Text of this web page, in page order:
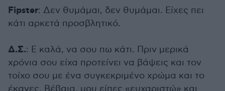
Fipster: Δεν θυμάμαι, δεν θυμάμαι. Είχες πει
κάτι αρκετά προσβλητικό.
Δ.Σ.: Ε καλά, να σου πω κάτι. Πριν μερικά
χρόνια σου είχα προτείνει να βάψεις και τον
τοίχο σου με ένα συγκεκριμένο χρώμα και το
έκανες. Βέβαια, μου είπες «ευχαριστώ» και